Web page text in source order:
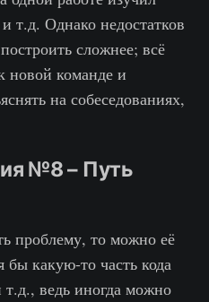
т.д. Однако недостатков
сложнее; всё
новой команде и
на собеседованиях,
№8 – Путь
проблему, то можно её
бы какую-то часть кода
т.д., ведь иногда можно